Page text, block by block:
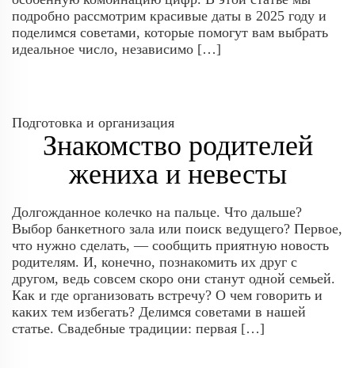
подробно рассмотрим красивые даты в 2025 году и
поделимся советами, которые помогут вам выбрать
идеальное число, независимо […]
Подготовка и организация
Знакомство родителей
жениха и невесты
Долгожданное колечко на пальце. Что дальше?
Выбор банкетного зала или поиск ведущего? Первое,
что нужно сделать, — сообщить приятную новость
родителям. И, конечно, познакомить их друг с
другом, ведь совсем скоро они станут одной семьей.
Как и где организовать встречу? О чем говорить и
каких тем избегать? Делимся советами в нашей
статье. Свадебные традиции: первая […]